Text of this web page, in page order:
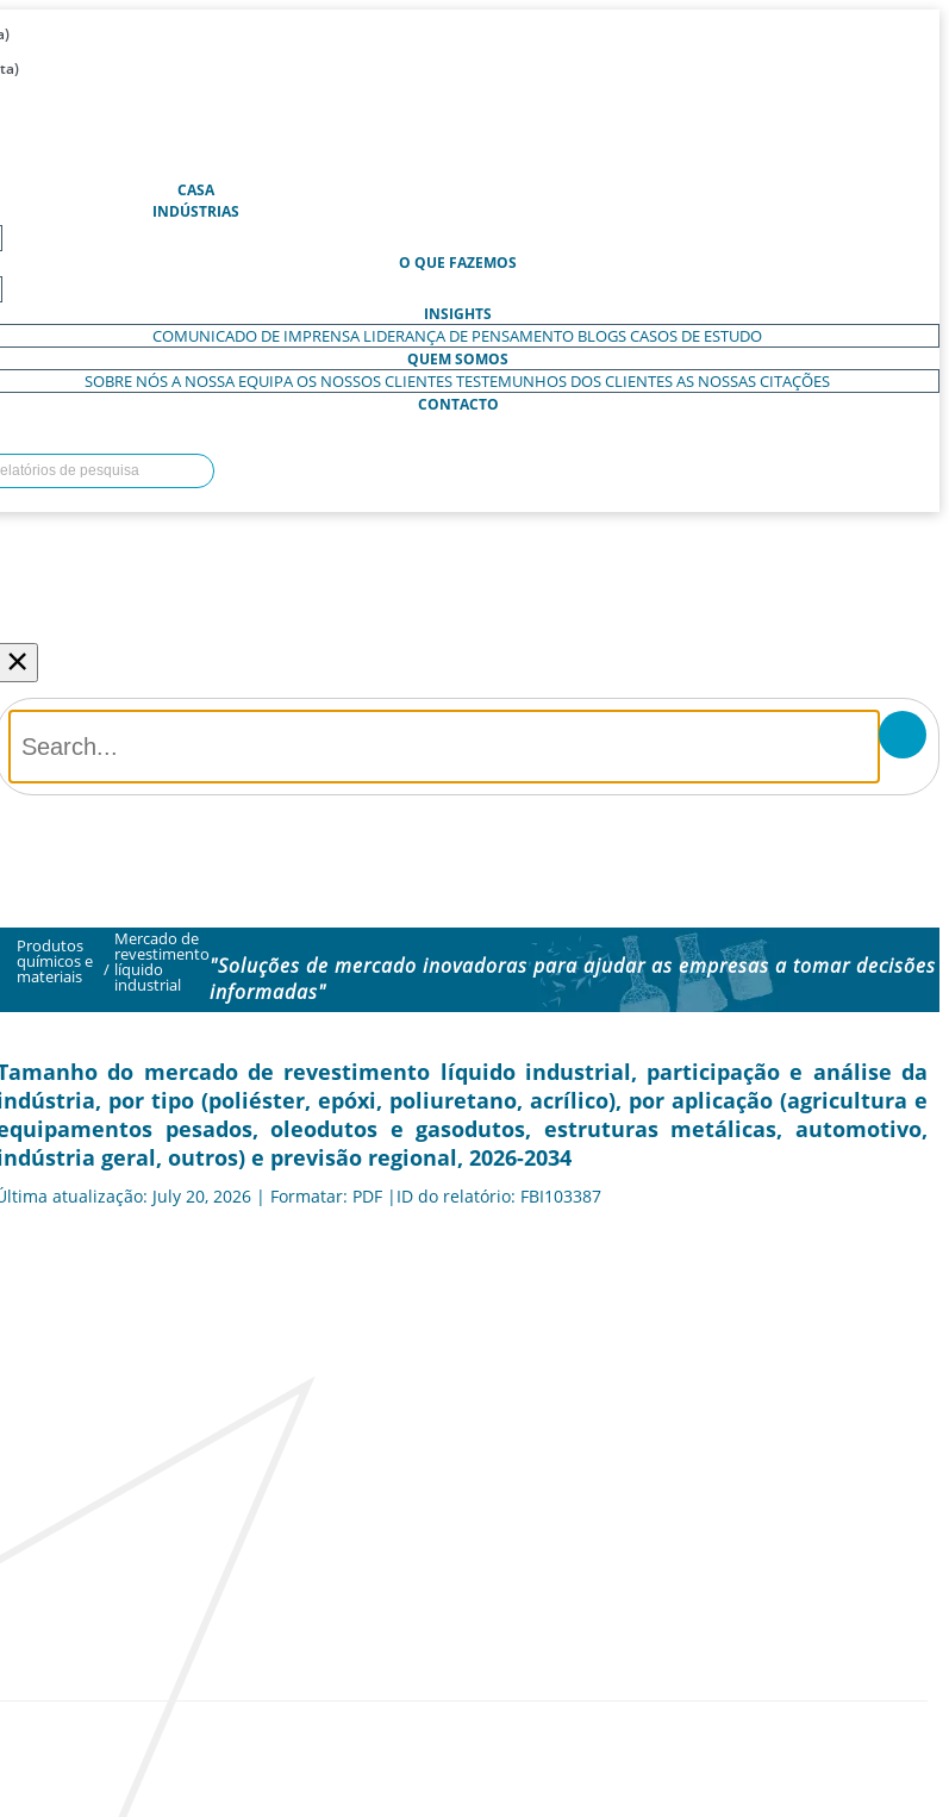
CASA(ATUAL)
INDÚSTRIAS
O QUE FAZEMOS
INSIGHTS
COMUNICADO DE IMPRENSA LIDERANÇA DE PENSAMENTO BLOGSCASOS DE ESTUDO
QUEM SOMOS
SOBRE NÓSA NOSSA EQUIPAOS NOSSOS CLIENTESTESTEMUNHOS DOS CLIENTESAS NOSSAS CITAÇÕES
CONTACTO
×
Produtos
químicos e
materiais /
Mercado de
revestimento
líquido
industrial
"Soluções de mercado inovadoras para ajudar as empresas a tomar decisões
informadas"
do mercado de revestimento líquido industrial, participação e análise da
por tipo (poliéster, epóxi, poliuretano, acrílico), por aplicação (agricultura e
pesados, oleodutos e gasodutos, estruturas metálicas, automotivo,
geral, outros) e previsão regional, 2026-2034
atualização: July 20, 2026 | Formatar: PDF |ID do relatório: FBI103387